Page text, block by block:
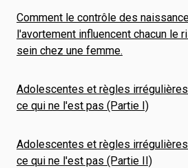
Comment le contrôle des
l'avortement influencent chacun le
sein chez une femme.
Adolescentes et règles
ce qui ne l'est pas (Partie I)
Adolescentes et règles
ce qui ne l'est pas (Partie II)